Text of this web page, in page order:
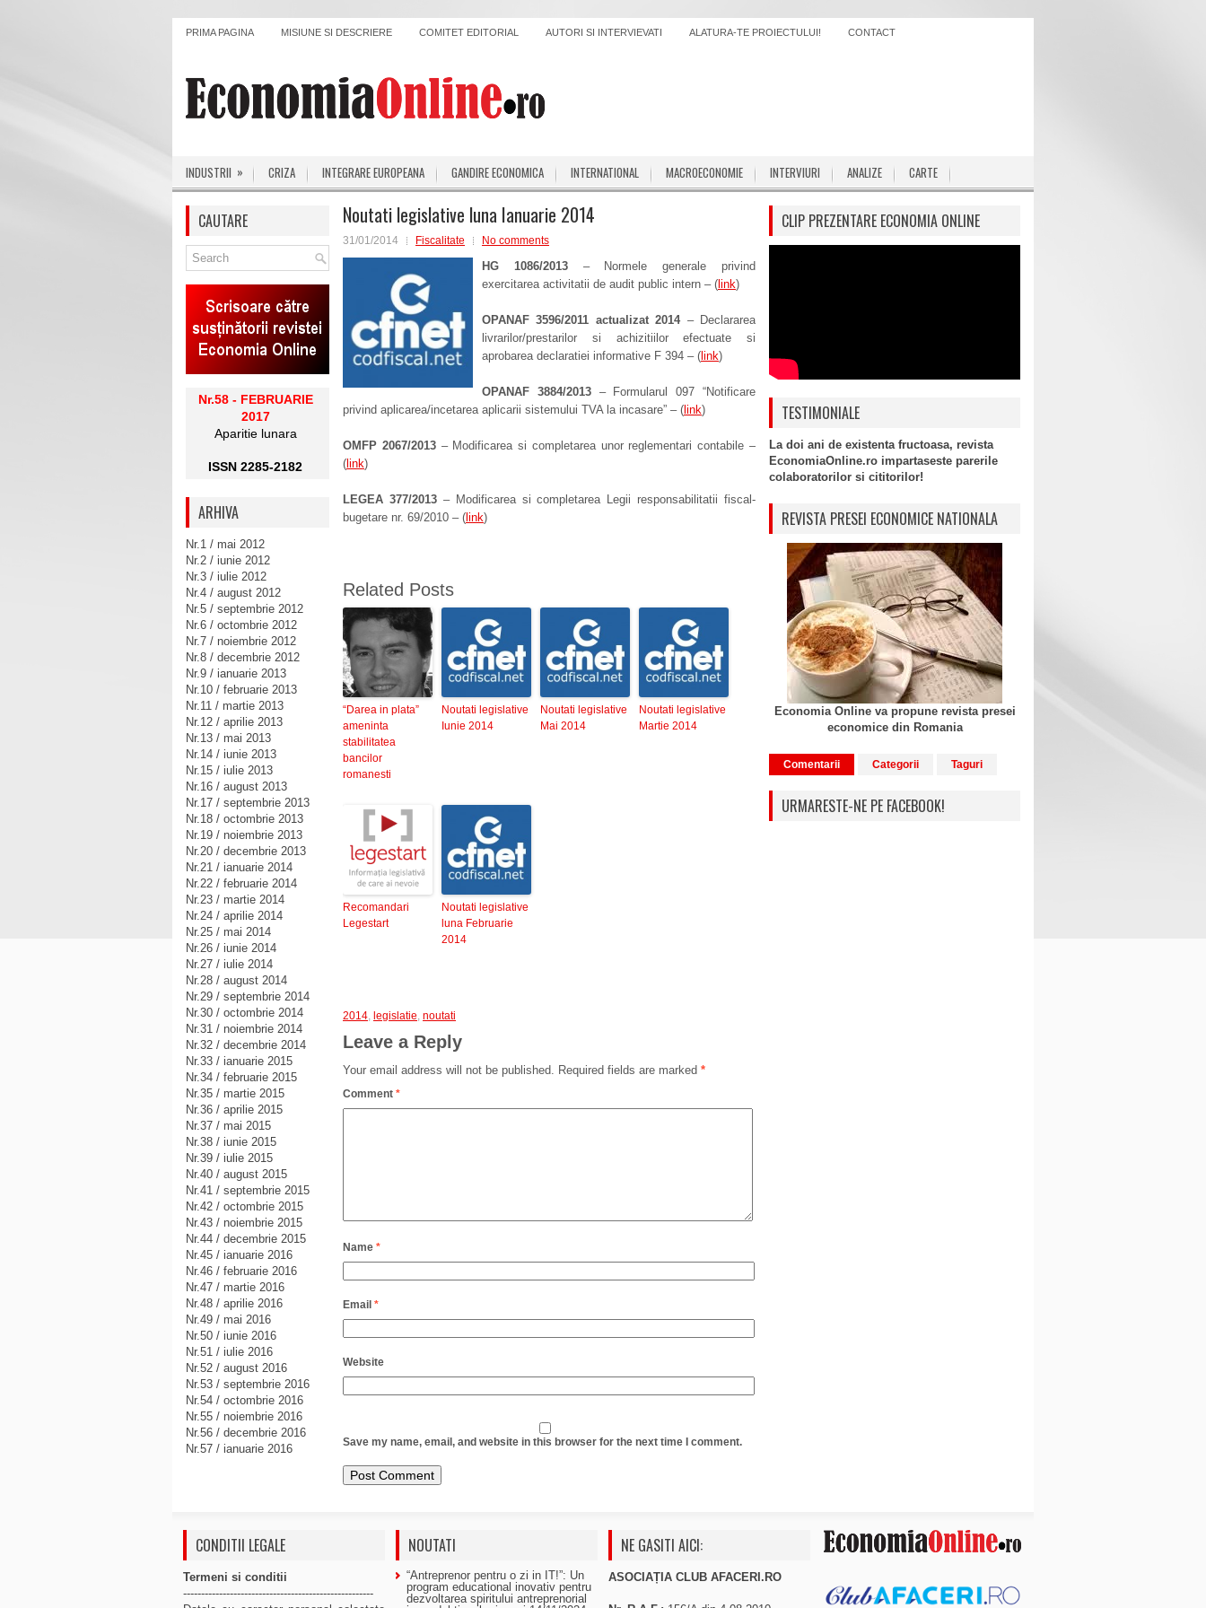
PRIMA PAGINA MISIUNE SI DESCRIERE COMITET EDITORIAL AUTORI SI INTERVIEVATI ALATURA-TE PROIECTULUI! CONTACT
INDUSTRII » CRIZA INTEGRARE EUROPEANA GANDIRE ECONOMICA INTERNATIONAL MACROECONOMIE INTERVIURI ANALIZE CARTE
Noutati legislative luna Ianuarie 2014
31/01/2014 Fiscalitate No comments
HG 1086/2013– Normele generale privind
exercitarea activitatii de audit public intern – ( link)
OPANAF 3596/2011 actualizat 2014– Declararea
livrarilor/prestarilor si achizitiilor efectuate si
aprobarea declaratiei informative F 394 – ( link)
OPANAF 3884/2013– Formularul 097 “Notificare
privind aplicarea/incetarea aplicarii sistemului TVA la incasare” – ( link)
OMFP 2067/2013– Modificarea si completarea unor reglementari contabile –
( link)
LEGEA 377/2013– Modificarea si completarea Legii responsabilitatii fiscal-
bugetare nr. 69/2010 – ( link)
Related Posts
“Darea in plata”
ameninta
stabilitatea
bancilor
romanesti
Noutati legislative
Iunie 2014
Noutati legislative
Mai 2014
Noutati legislative
Martie 2014
Recomandari
Legestart
Noutati legislative
luna Februarie
2014
2014, legislatie, noutati
Leave a Reply
Your email address will not be published. Required fields are marked *
Comment *
Name *
Email *
Website
Save my name, email, and website in this browser for the next time I comment.
CAUTARE
Nr.58 - FEBRUARIE
2017
Aparitie lunara
ISSN 2285-2182
ARHIVA
Nr.1 / mai 2012
Nr.2 / iunie 2012
Nr.3 / iulie 2012
Nr.4 / august 2012
Nr.5 / septembrie 2012
Nr.6 / octombrie 2012
Nr.7 / noiembrie 2012
Nr.8 / decembrie 2012
Nr.9 / ianuarie 2013
Nr.10 / februarie 2013
Nr.11 / martie 2013
Nr.12 / aprilie 2013
Nr.13 / mai 2013
Nr.14 / iunie 2013
Nr.15 / iulie 2013
Nr.16 / august 2013
Nr.17 / septembrie 2013
Nr.18 / octombrie 2013
Nr.19 / noiembrie 2013
Nr.20 / decembrie 2013
Nr.21 / ianuarie 2014
Nr.22 / februarie 2014
Nr.23 / martie 2014
Nr.24 / aprilie 2014
Nr.25 / mai 2014
Nr.26 / iunie 2014
Nr.27 / iulie 2014
Nr.28 / august 2014
Nr.29 / septembrie 2014
Nr.30 / octombrie 2014
Nr.31 / noiembrie 2014
Nr.32 / decembrie 2014
Nr.33 / ianuarie 2015
Nr.34 / februarie 2015
Nr.35 / martie 2015
Nr.36 / aprilie 2015
Nr.37 / mai 2015
Nr.38 / iunie 2015
Nr.39 / iulie 2015
Nr.40 / august 2015
Nr.41 / septembrie 2015
Nr.42 / octombrie 2015
Nr.43 / noiembrie 2015
Nr.44 / decembrie 2015
Nr.45 / ianuarie 2016
Nr.46 / februarie 2016
Nr.47 / martie 2016
Nr.48 / aprilie 2016
Nr.49 / mai 2016
Nr.50 / iunie 2016
Nr.51 / iulie 2016
Nr.52 / august 2016
Nr.53 / septembrie 2016
Nr.54 / octombrie 2016
Nr.55 / noiembrie 2016
Nr.56 / decembrie 2016
Nr.57 / ianuarie 2016
CLIP PREZENTARE ECONOMIA ONLINE
TESTIMONIALE
La doi ani de existenta fructoasa, revista
EconomiaOnline.ro impartaseste parerile
colaboratorilor si cititorilor!
REVISTA PRESEI ECONOMICE NATIONALA
Economia Online va propune revista presei
economice din Romania
Comentarii Categorii Taguri
URMARESTE-NE PE FACEBOOK!
CONDITII LEGALE
Termeni si conditii
-----------------------------------------------------
NOUTATI
“Antreprenor pentru o zi in IT!”: Un
program educational inovativ pentru
dezvoltarea spiritului antreprenorial
NE GASITI AICI:
ASOCIAȚIA CLUB AFACERI.RO